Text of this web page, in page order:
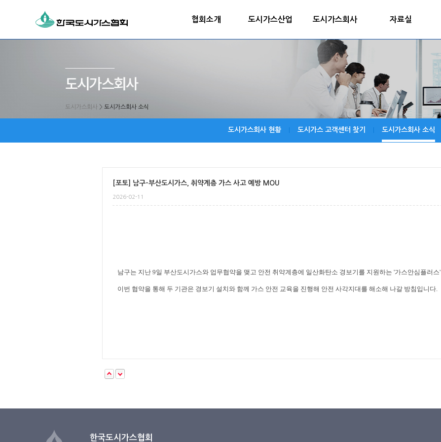
협회소개 도시가스산업 도시가스회사 자료실
도시가스회사 > 도시가스회사 소식
도시가스회사 현황 도시가스 고객센터 찾기 도시가스회사 소식
[포토] 남구-부산도시가스, 취약계층 가스 사고 예방 MOU
2026-02-11
남구는 지난 9일 부산도시가스와 업무협약을 맺고 안전 취약계층에 일산화탄소 경보기를 지원하는 '가스안심플러스'
이번 협약을 통해 두 기관은 경보기 설치와 함께 가스 안전 교육을 진행해 안전 사각지대를 해소해 나갈 방침입니다.
한국도시가스협회